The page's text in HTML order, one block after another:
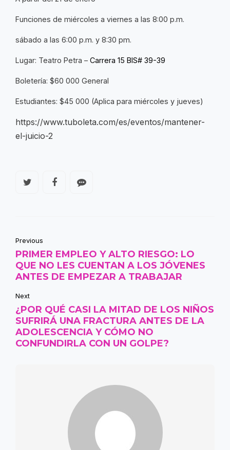
Funciones de miércoles a viernes a las 8:00 p.m.
sábado a las 6:00 p.m. y 8:30 pm.
Lugar: Teatro Petra – Carrera 15 BIS# 39-39
Boletería: $60 000 General
Estudiantes: $45 000 (Aplica para miércoles y jueves)
https://www.tuboleta.com/es/eventos/mantener-
el-juicio-2
Previous
PRIMER EMPLEO Y ALTO RIESGO: LO
QUE NO LES CUENTAN A LOS JÓVENES
ANTES DE EMPEZAR A TRABAJAR
Next
¿POR QUÉ CASI LA MITAD DE LOS NIÑOS
SUFRIRÁ UNA FRACTURA ANTES DE LA
ADOLESCENCIA Y CÓMO NO
CONFUNDIRLA CON UN GOLPE?